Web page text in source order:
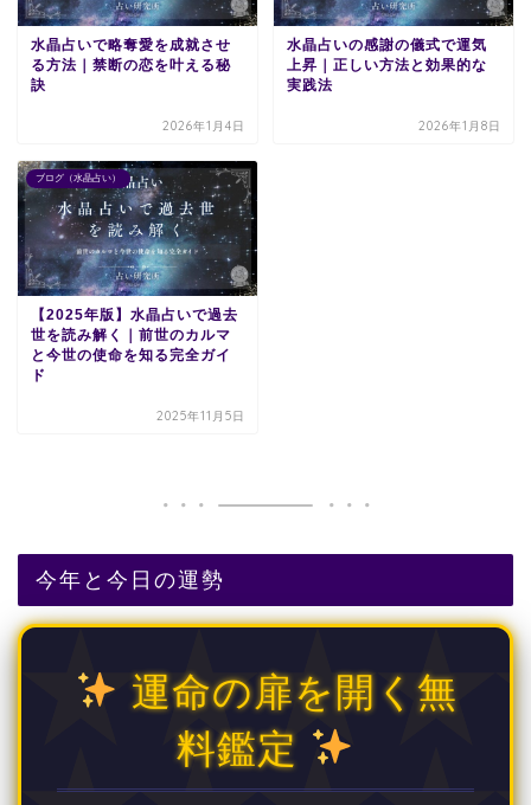
水晶占いで略奪愛を成就させ
る方法｜禁断の恋を叶える秘
訣
2026年1月4日
水晶占いの感謝の儀式で運気
上昇｜正しい方法と効果的な
実践法
2026年1月8日
ブログ（水晶占い）
【2025年版】水晶占いで過去
世を読み解く｜前世のカルマ
と今世の使命を知る完全ガイ
ド
2025年11月5日
今年と今日の運勢
運命の扉を開く無
料鑑定